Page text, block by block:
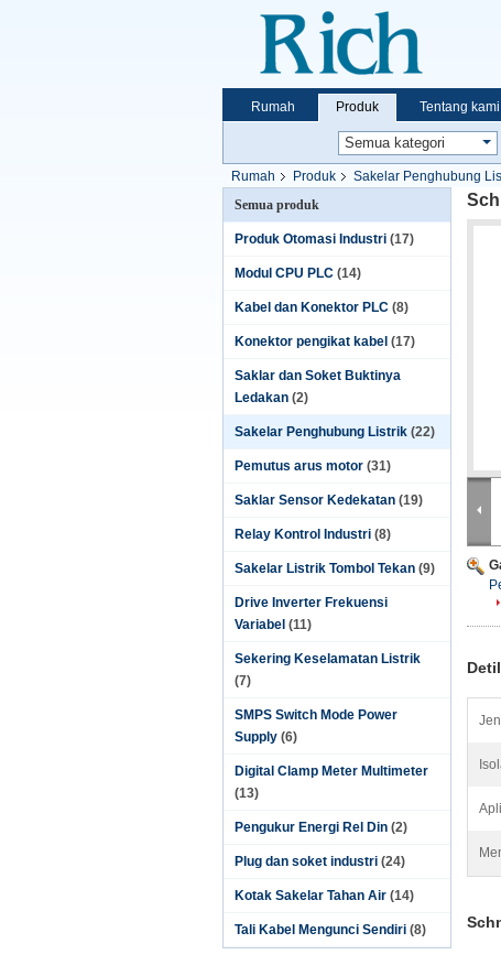
Rumah Produk Tentang kami
Rumah Produk Sakelar Penghubung
Semua produk
Produk Otomasi Industri (17)
Modul CPU PLC (14)
Kabel dan Konektor PLC (8)
Konektor pengikat kabel (17)
Saklar dan Soket Buktinya
Ledakan (2)
Sakelar Penghubung Listrik (22)
Pemutus arus motor (31)
Saklar Sensor Kedekatan (19)
Relay Kontrol Industri (8)
Sakelar Listrik Tombol Tekan (9)
Drive Inverter Frekuensi
Variabel (11)
Sekering Keselamatan Listrik
(7)
SMPS Switch Mode Power
Supply (6)
Digital Clamp Meter Multimeter
(13)
Pengukur Energi Rel Din (2)
Plug dan soket industri (24)
Kotak Sakelar Tahan Air (14)
Tali Kabel Mengunci Sendiri (8)